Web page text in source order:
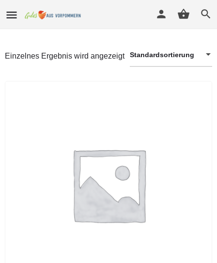
Einzelnes Ergebnis wird angezeigt Standardsortierung